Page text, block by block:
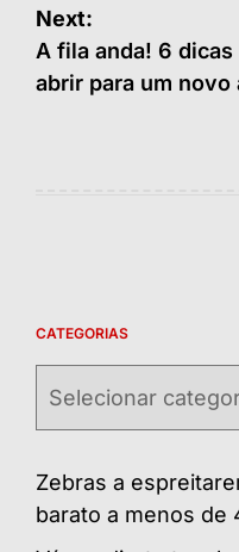
Next:
A fila anda! 6
abrir para um novo
CATEGORIAS
Zebras a
barato a menos de